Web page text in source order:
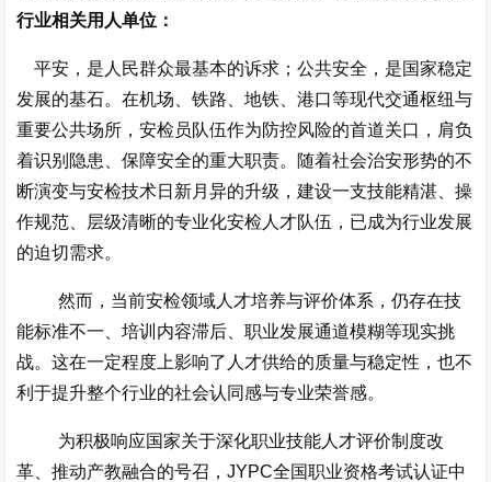
行业相关用人单位：
平安，是人民群众最基本的诉求；公共安全，是国家稳定
发展的基石。在机场、铁路、地铁、港口等现代交通枢纽与
重要公共场所，安检员队伍作为防控风险的首道关口，肩负
着识别隐患、保障安全的重大职责。随着社会治安形势的不
断演变与安检技术日新月异的升级，建设一支技能精湛、操
作规范、层级清晰的专业化安检人才队伍，已成为行业发展
的迫切需求。
然而，当前安检领域人才培养与评价体系，仍存在技
能标准不一、培训内容滞后、职业发展通道模糊等现实挑
战。这在一定程度上影响了人才供给的质量与稳定性，也不
利于提升整个行业的社会认同感与专业荣誉感。
为积极响应国家关于深化职业技能人才评价制度改
革、推动产教融合的号召，JYPC全国职业资格考试认证中